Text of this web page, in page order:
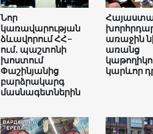
Նոր
կառավարության
ձևավորում ՀՀ-
ում․ պաշտոնի
խոստում
Փաշինյանից
բարձրակարգ
մասնագետներին
առաջին
առանց
կարևոր